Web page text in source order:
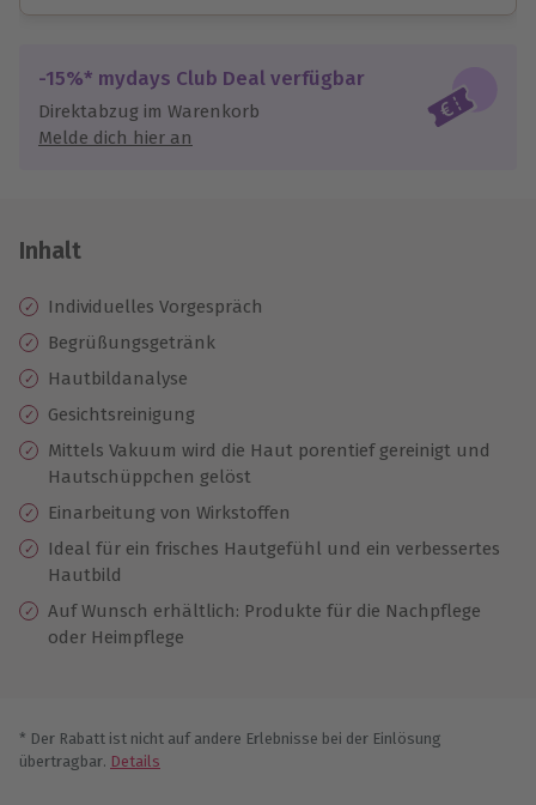
Jeder Gutschein für alle Erlebnisse einlösbar.
Maximale Sicherheit
10 Jahre gültig & verlängerbar.
-15%* mydays Club Deal verfügbar
Direktabzug im Warenkorb
Melde dich hier an
Inhalt
Individuelles Vorgespräch
Begrüßungsgetränk
Hautbildanalyse
Gesichtsreinigung
Mittels Vakuum wird die Haut porentief gereinigt und
Hautschüppchen gelöst
Einarbeitung von Wirkstoffen
Ideal für ein frisches Hautgefühl und ein verbessertes
Hautbild
Auf Wunsch erhältlich: Produkte für die Nachpflege
oder Heimpflege
* Der Rabatt ist nicht auf andere Erlebnisse bei der Einlösung
übertragbar. Details